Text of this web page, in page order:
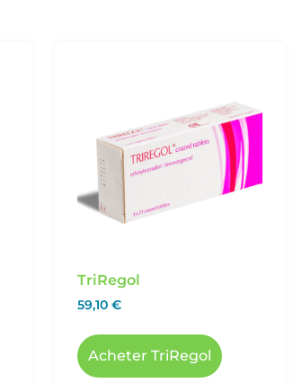
TriRegol
59,10 €
Acheter TriRegol